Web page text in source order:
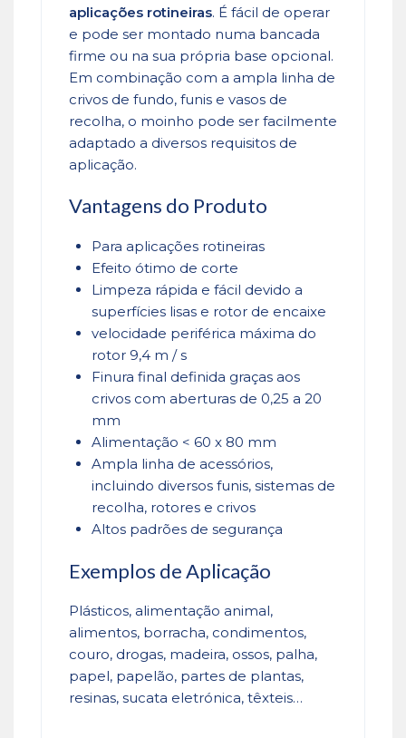
aplicações rotineiras. É fácil de operar
e pode ser montado numa bancada
firme ou na sua própria base opcional.
Em combinação com a ampla linha de
crivos de fundo, funis e vasos de
recolha, o moinho pode ser facilmente
adaptado a diversos requisitos de
aplicação.
Vantagens do Produto
Para aplicações rotineiras
Efeito ótimo de corte
Limpeza rápida e fácil devido a
superfícies lisas e rotor de encaixe
velocidade periférica máxima do
rotor 9,4 m / s
Finura final definida graças aos
crivos com aberturas de 0,25 a 20
mm
Alimentação < 60 x 80 mm
Ampla linha de acessórios,
incluindo diversos funis, sistemas de
recolha, rotores e crivos
Altos padrões de segurança
Exemplos de Aplicação
Plásticos, alimentação animal,
alimentos, borracha, condimentos,
couro, drogas, madeira, ossos, palha,
papel, papelão, partes de plantas,
resinas, sucata eletrónica, têxteis…